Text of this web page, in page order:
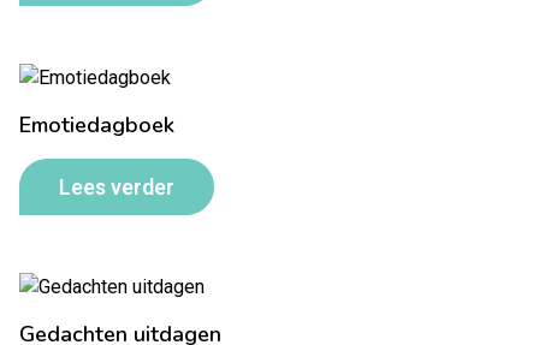
Emotiedagboek
Lees verder
Gedachten uitdagen